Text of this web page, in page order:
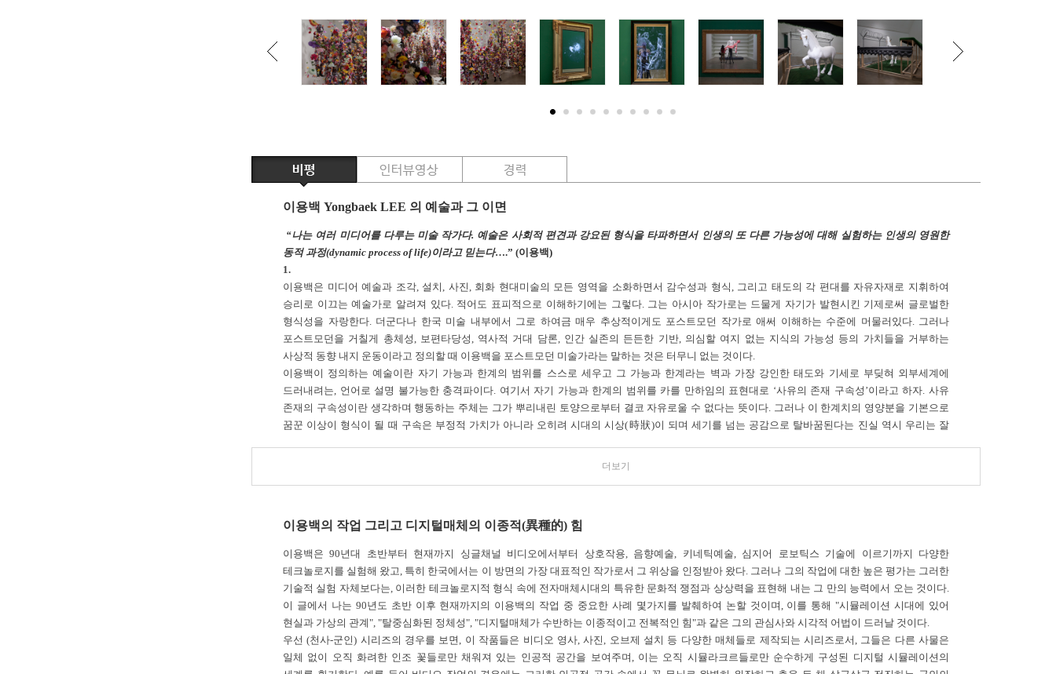
이용백 Yongbaek LEE 의 예술과 그 이면
“나는 여러 미디어를 다루는 미술 작가다. 예술은 사회적 편견과 강요된 형식을 타파하면서 인생의 또 다른 가능성에 대해 실험하는 인생의 영원한
동적 과정(dynamic process of life)이라고 믿는다….” (이용백)
1.
이용백은 미디어 예술과 조각, 설치, 사진, 회화 현대미술의 모든 영역을 소화하면서 감수성과 형식, 그리고 태도의 각 편대를 자유자재로 지휘하여
승리로 이끄는 예술가로 알려져 있다. 적어도 표피적으로 이해하기에는 그렇다. 그는 아시아 작가로는 드물게 자기가 발현시킨 기제로써 글로벌한
형식성을 자랑한다. 더군다나 한국 미술 내부에서 그로 하여금 매우 추상적이게도 포스트모던 작가로 애써 이해하는 수준에 머물러있다. 그러나
포스트모던을 거칠게 총체성, 보편타당성, 역사적 거대 담론, 인간 실존의 든든한 기반, 의심할 여지 없는 지식의 가능성 등의 가치들을 거부하는
사상적 동향 내지 운동이라고 정의할 때 이용백을 포스트모던 미술가라는 말하는 것은 터무니 없는 것이다.
이용백이 정의하는 예술이란 자기 가능과 한계의 범위를 스스로 세우고 그 가능과 한계라는 벽과 가장 강인한 태도와 기세로 부딪혀 외부세계에
드러내려는, 언어로 설명 불가능한 충격파이다. 여기서 자기 가능과 한계의 범위를 카를 만하임의 표현대로 ‘사유의 존재 구속성’이라고 하자. 사유
존재의 구속성이란 생각하며 행동하는 주체는 그가 뿌리내린 토양으로부터 결코 자유로울 수 없다는 뜻이다. 그러나 이 한계치의 영양분을 기본으로
꿈꾼 이상이 형식이 될 때 구속은 부정적 가치가 아니라 오히려 시대의 시상(時狀)이 되며 세기를 넘는 공감으로 탈바꿈된다는 진실 역시 우리는 잘
이용백이 태어난 시대의 미술의 분위기는 군사독재 시절은 이치관념(二値觀念)의 시기였다. 예술에 그 어떤 정치적 발화가 있어서는 안 되었다. 한국의
1985년부터 해외여행 및 해외유학이 자율화되었다. 그런데 1989년 이후 연속적으로 진행된 사회주의권의 붕괴와 1993년 민권이양(民權移讓)의 확립,
더보기
이용백의 작업 그리고 디지털매체의 이종적(異種的) 힘
이용백은 90년대 초반부터 현재까지 싱글채널 비디오에서부터 상호작용, 음향예술, 키네틱예술, 심지어 로보틱스 기술에 이르기까지 다양한
테크놀로지를 실험해 왔고, 특히 한국에서는 이 방면의 가장 대표적인 작가로서 그 위상을 인정받아 왔다. 그러나 그의 작업에 대한 높은 평가는 그러한
기술적 실험 자체보다는, 이러한 테크놀로지적 형식 속에 전자매체시대의 특유한 문화적 쟁점과 상상력을 표현해 내는 그 만의 능력에서 오는 것이다.
이 글에서 나는 90년도 초반 이후 현재까지의 이용백의 작업 중 중요한 사례 몇가지를 발췌하여 논할 것이며, 이를 통해 "시뮬레이션 시대에 있어
현실과 가상의 관계", "탈중심화된 정체성", "디지털매체가 수반하는 이종적이고 전복적인 힘"과 같은 그의 관심사와 시각적 어법이 드러날 것이다.
우선(천사-군인) 시리즈의 경우를 보면, 이 작품들은 비디오 영사, 사진, 오브제 설치 등 다양한 매체들로 제작되는 시리즈로서, 그들은 다른 사물은
일체 없이 오직 화려한 인조 꽃들로만 채워져 있는 인공적 공간을 보여주며, 이는 오직 시뮬라크르들로만 순수하게 구성된 디지털 시뮬레이션의